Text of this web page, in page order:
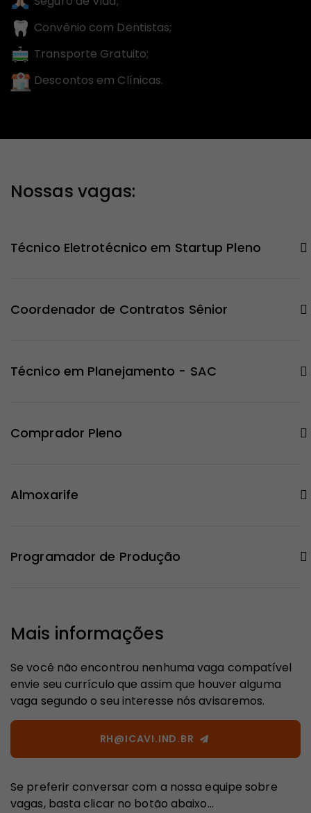
Convênio com Dentistas;
Transporte Gratuito;
Descontos em Clínicas.
Nossas vagas:
Técnico Eletrotécnico em Startup Pleno
Coordenador de Contratos Sênior
Técnico em Planejamento - SAC
Comprador Pleno
Almoxarife
Programador de Produção
Mais informações
Se você não encontrou nenhuma vaga compatível
envie seu currículo que assim que houver alguma
vaga segundo o seu interesse nós avisaremos.
RH@ICAVI.IND.BR
Se preferir conversar com a nossa equipe sobre
vagas, basta clicar no botão abaixo...